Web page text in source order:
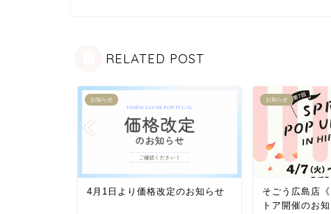
RELATED POST
お知らせ
4月1日より価格改定のお知らせ
お知らせ
そごう広島店
トア開催のお